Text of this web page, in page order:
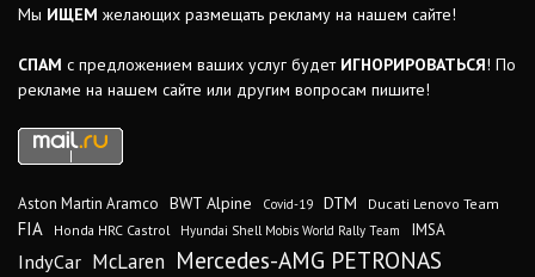
Мы ИЩЕМ желающих размещать рекламу на нашем сайте!
СПАМ с предложением ваших услуг будет ИГНОРИРОВАТЬСЯ! По
рекламе на нашем сайте или другим вопросам пишите!
Aston Martin Aramco BWT Alpine Covid-19 DTM Ducati Lenovo Team
FIA Honda HRC Castrol Hyundai Shell Mobis World Rally Team IMSA
IndyCar McLaren Mercedes-AMG PETRONAS